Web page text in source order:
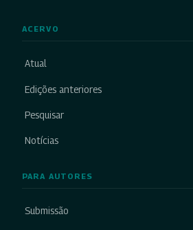
ACERVO
Atual
Edições anteriores
Pesquisar
Notícias
PARA AUTORES
Submissão